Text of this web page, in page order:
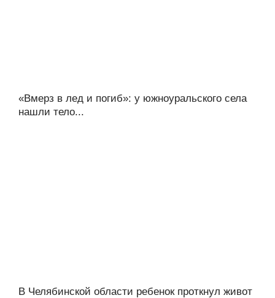
«Вмерз в лед и погиб»: у южноуральского села
нашли тело...
В Челябинской области ребенок проткнул живот